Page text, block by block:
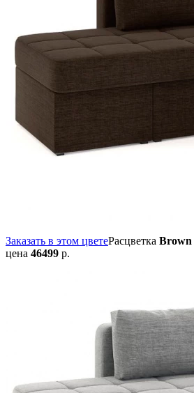
Заказать в этом цветеРасцветка Brown
цена 46499 р.